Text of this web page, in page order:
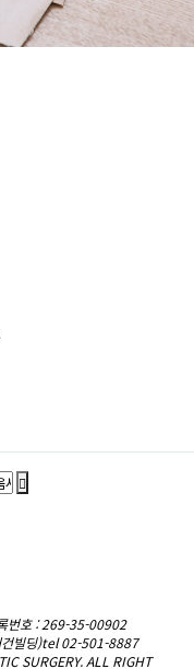
번호 : 269-35-00902
빌딩)tel 02-501-8887
SURGERY. ALL RIGHT